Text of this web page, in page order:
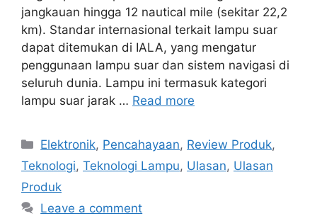
jangkauan hingga 12 nautical mile (sekitar 22,2
km). Standar internasional terkait lampu suar
dapat ditemukan di IALA, yang mengatur
penggunaan lampu suar dan sistem navigasi di
seluruh dunia. Lampu ini termasuk kategori
lampu suar jarak … Read more
Categories
Elektronik, Pencahayaan, Review Produk,
Teknologi, Teknologi Lampu, Ulasan, Ulasan
Produk
Leave a comment